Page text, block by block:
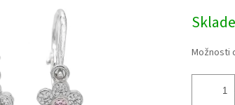
cena:
Možnosti